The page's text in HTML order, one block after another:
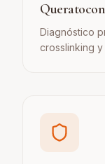
Diagnóstico
crosslinking